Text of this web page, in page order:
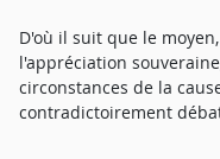
D'où il suit que le
l'appréciation
circonstances de la
contradictoirement